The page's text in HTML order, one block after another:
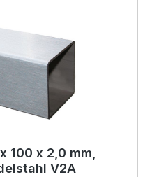
100 x 2,0 mm,
V2A